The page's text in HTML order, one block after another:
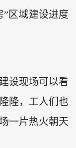
区域建设进度
设现场可以看
隆，工人们也
一片热火朝天